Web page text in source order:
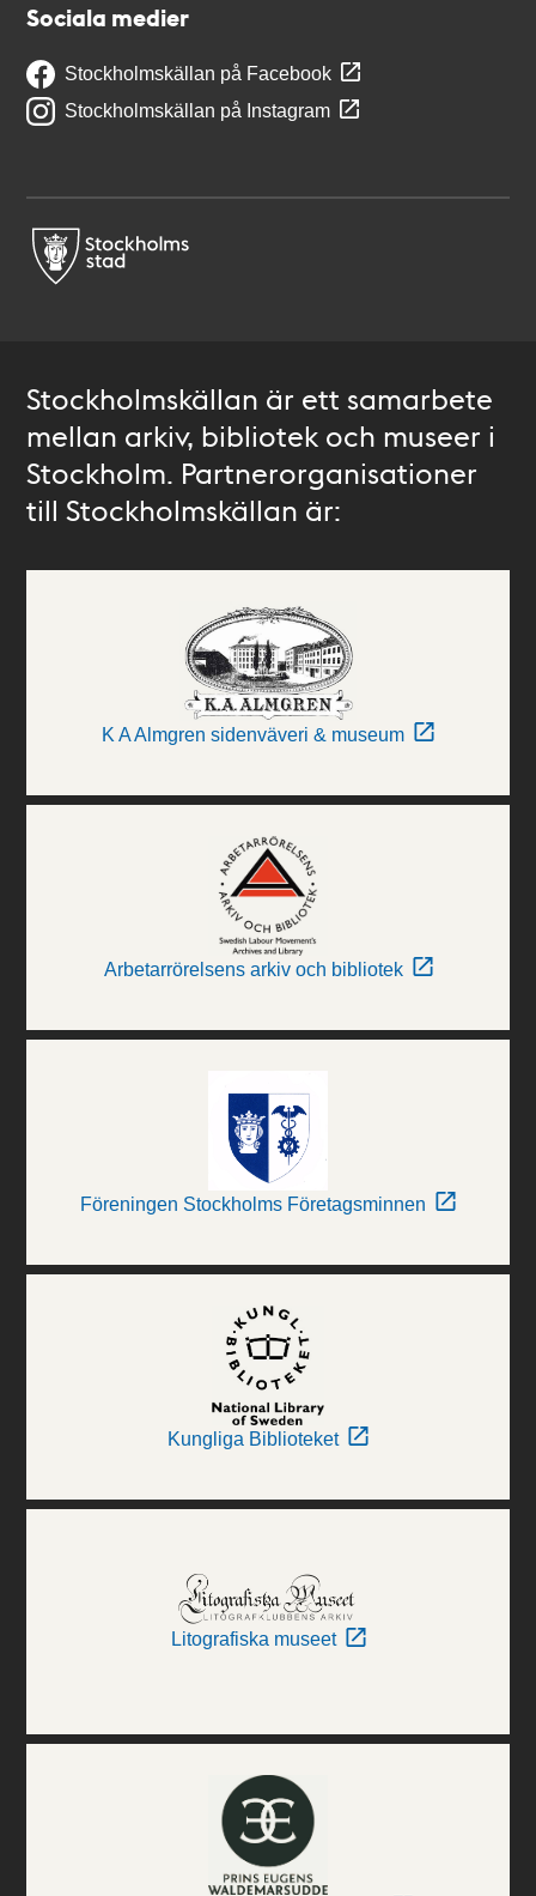
Sociala medier
Stockholmskällan på Facebook
Stockholmskällan på Instagram
Stockholmskällan är ett samarbete
mellan arkiv, bibliotek och museer i
Stockholm. Partnerorganisationer
till Stockholmskällan är:
K A Almgren sidenväveri & museum
Arbetarrörelsens arkiv och bibliotek
Föreningen Stockholms Företagsminnen
Kungliga Biblioteket
Litografiska museet